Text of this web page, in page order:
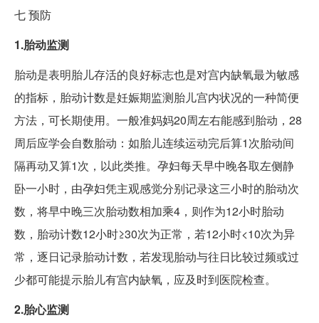
七预防
1.胎动监测
胎动是表明胎儿存活的良好标志也是对宫内缺氧最为敏感
的指标，胎动计数是妊娠期监测胎儿宫内状况的一种简便
方法，可长期使用。一般准妈妈20周左右能感到胎动，28
周后应学会自数胎动：如胎儿连续运动完后算1次胎动间
隔再动又算1次，以此类推。孕妇每天早中晚各取左侧静
卧一小时，由孕妇凭主观感觉分别记录这三小时的胎动次
数，将早中晚三次胎动数相加乘4，则作为12小时胎动
数，胎动计数12小时≥30次为正常，若12小时<10次为异
常，逐日记录胎动计数，若发现胎动与往日比较过频或过
少都可能提示胎儿有宫内缺氧，应及时到医院检查。
2.胎心监测